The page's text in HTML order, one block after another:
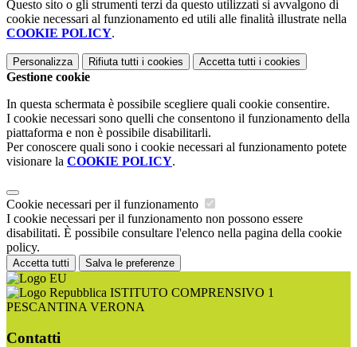
Questo sito o gli strumenti terzi da questo utilizzati si avvalgono di
cookie necessari al funzionamento ed utili alle finalità illustrate nella
COOKIE POLICY.
Personalizza Rifiuta tutti i cookies Accetta tutti i cookies
Gestione cookie
In questa schermata è possibile scegliere quali cookie consentire.
I cookie necessari sono quelli che consentono il funzionamento della
piattaforma e non è possibile disabilitarli.
Per conoscere quali sono i cookie necessari al funzionamento potete
visionare la COOKIE POLICY.
Cookie necessari per il funzionamento
I cookie necessari per il funzionamento non possono essere
disabilitati. È possibile consultare l'elenco nella pagina della cookie
policy.
Accetta tutti Salva le preferenze
ISTITUTO COMPRENSIVO 1
PESCANTINA VERONA
Contatti